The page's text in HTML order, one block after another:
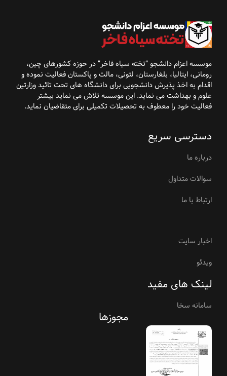
موسسه اعزام دانشجو “تخته سیاه فاخر” در حوزه کشورهای چین،
رومانی، ایتالیا، بلغارستان، لتونی، مالت و پاکستان فعالیت نموده و
اقدام به اخذ پذیرشدانشجویی برای دانشگاه های تحت تائید وزارتین
علوم و بهداشت می نماید. این موسسه تلاش می نماید بیشتر
فعالیت خود را معطوف به تحصیلات تکمیلی برای متقاضیان نماید.
دسترسی سریع
درباره ما
سوالات متداول
ارتباط با ما
اخبار سایت
ویدئو
لینک های مفید
سامانه سخا
مجوزها